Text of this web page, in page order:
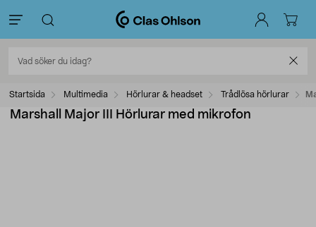
Startsida Multimedia Hörlurar & headset Trådlösa hörlurar
Marshall Major III Hörlurar med mikrofon